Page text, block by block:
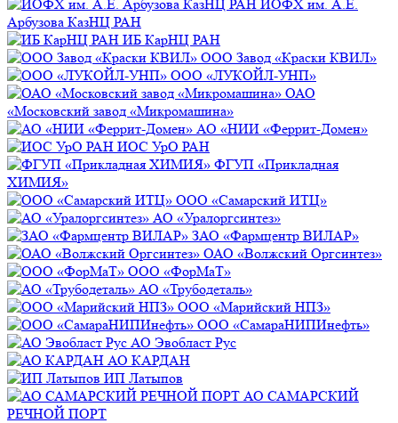
ИОФХ им. А.Е.
Арбузова КазНЦ РАН
ИБ КарНЦ РАН
ООО Завод «Краски КВИЛ»
ООО «ЛУКОЙЛ-УНП»
ОАО
«Московский завод «Микромашина»
АО «НИИ «Феррит-Домен»
ИОС УрО РАН
ФГУП «Прикладная
ХИМИЯ»
ООО «Самарский ИТЦ»
АО «Уралоргсинтез»
ЗАО «Фармцентр ВИЛАР»
ОАО «Волжский Оргсинтез»
ООО «ФорМаТ»
АО «Трубодеталь»
ООО «Марийский НПЗ»
ООО «СамараНИПИнефть»
АО Эвобласт Рус
АО КАРДАН
ИП Латыпов
АО САМАРСКИЙ
РЕЧНОЙ ПОРТ